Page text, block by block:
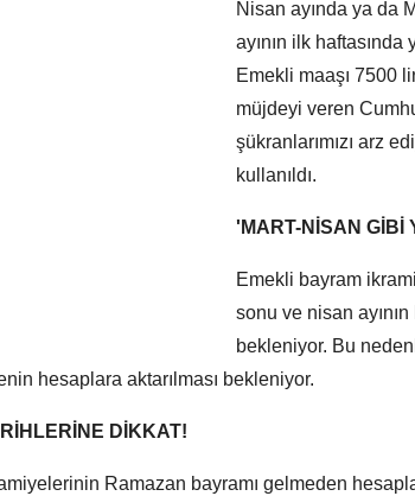
Nisan ayında ya da
ayının ilk
Emekli maaşı 7500
müjdeyi veren
şükranlarımızı arz
kullanıldı.
'MART-NİSAN
Emekli bayram
sonu ve nisan
bekleniyor. Bu
hesaplara aktarılması bekleniyor.
DİKKAT!
Ramazan bayramı gelmeden